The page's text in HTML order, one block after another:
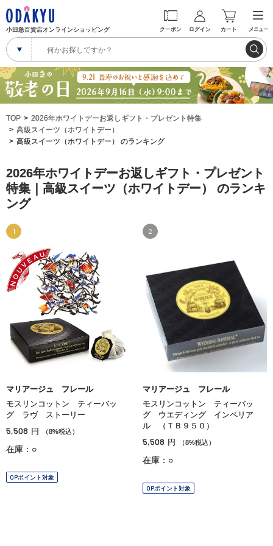
小田急百貨店オンラインショッピング クーポン ログイン カート メニュー
TOP
2026年ホワイトデーお返しギフト・プレゼント特集
高級スイーツ（ホワイトデー）
高級スイーツ（ホワイトデー） のランキング
2026年ホワイトデーお返しギフト・プレゼント
特集｜高級スイーツ（ホワイトデー） のランキ
ング
1
マリアージュ フレール
モスリンコットン ティーバッ
グ ラヴ ストーリー
5,508 円 （8%税込）
在庫：○
OPポイント対象
2
マリアージュ フレール
モスリンコットン ティーバッ
グ ウエディング インペリア
ル （ＴＢ９５０）
5,508 円 （8%税込）
在庫：○
OPポイント対象